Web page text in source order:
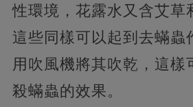
性環境，花露水又含艾草
這些同樣可以起到去蟎蟲
用吹風機將其吹乾，這樣
殺蟎蟲的效果。